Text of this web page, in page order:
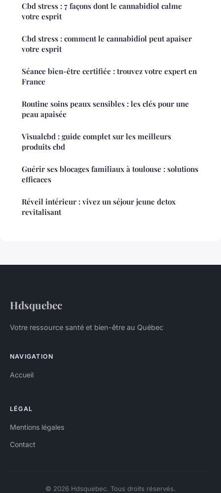
Cbd stress : 7 façons dont le cannabidiol calme
votre esprit
Cbd stress : comment le cannabidiol peut apaiser
votre esprit
Séance bien-être certifiée : trouvez votre expert en
France
Routine soins peaux sensibles : les clés pour une
peau apaisée
Visualcbd : guide complet sur les meilleurs
produits cbd
Guérir ses blocages familiaux à toulouse : solutions
efficaces
Réveil intérieur : vivez un séjour jeune detox
revitalisant
Hdsquebec
Votre ressource santé et bien-être au Québec
NAVIGATION
Accueil
LÉGAL
Mentions légales
Contact
© 2026 Hdsquebec. Tous droits réservés.